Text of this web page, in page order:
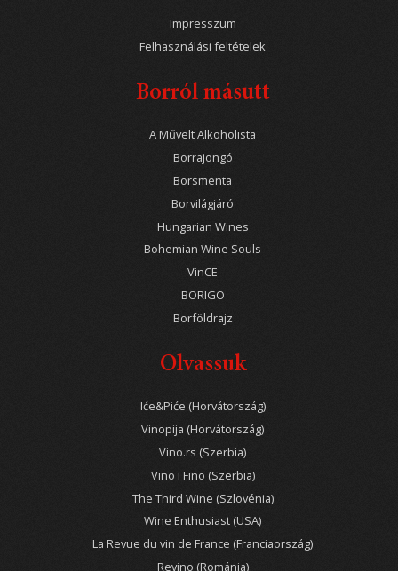
Impresszum
Felhasználási feltételek
Borról másutt
A Művelt Alkoholista
Borrajongó
Borsmenta
Borvilágjáró
Hungarian Wines
Bohemian Wine Souls
VinCE
BORIGO
Borföldrajz
Olvassuk
Iće&Piće (Horvátország)
Vinopija (Horvátország)
Vino.rs (Szerbia)
Vino i Fino (Szerbia)
The Third Wine (Szlovénia)
Wine Enthusiast (USA)
La Revue du vin de France (Franciaország)
Revino (Románia)